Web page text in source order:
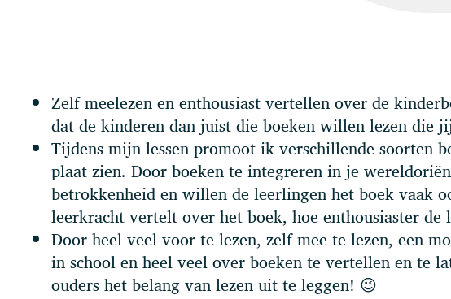
Zelf meelezen en enthousiast vertellen over de
dat de kinderen dan juist die boeken willen lezen die
Tijdens mijn lessen promoot ik verschillende soorten
plaat zien. Door boeken te integreren in je
betrokkenheid en willen de leerlingen het boek vaak
leerkracht vertelt over het boek, hoe enthousiaster de
Door heel veel voor te lezen, zelf mee te lezen, een
in school en heel veel over boeken te vertellen en te
ouders het belang van lezen uit te leggen! 😉